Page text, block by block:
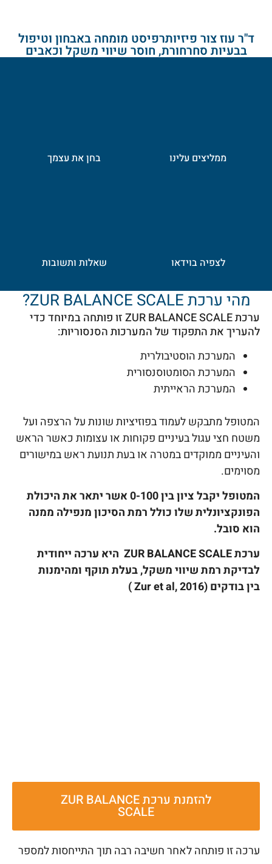
ד"ר עוז צור פיזיותרפיסט מומחה באבחון וטיפול
בבעיות סחרחורת, חוסר שיווי משקל וכאבים
ממליצים עלינו בחן את עצמך
לצפיה בוידאו שאלות ותשובות
מהי ערכת ZUR BALANCE SCALE?
ערכת ZUR BALANCE SCALE זו פותחה במיוחד כדי
להעריך את התפקוד של המערכות הסנסוריות:
המערכת הוסטיבולרית
המערכת הסומטוסנסורית
המערכת הראייתית
המטופל מתבקש לעמוד בפוזיציות שונות על הרצפה ועל
משטח חצי עגול בעיניים פקוחות או עצומות כאשר הראש
והעיניים ממוקדים במטרה או בעת תנועת ראש במישורים
מסוימים.
המטופל יקבל ציון בין 0-100 אשר יתאר את היכולת
הפונקציונלית שלו כולל רמת הסיכון מנפילה ממנה
הוא סובל.
ערכת ZUR BALANCE SCALE היא ערכה ייחודית
לבדיקת רמת שיווי משקל, בעלת תוקף ומהימנות
בין בודקים (Zur et al, 2016 )
להזמנת ערכת ZUR BALANCE
SCALE
ערכה זו פותחה לאחר חשיבה רבה תוך התייחסות למספר